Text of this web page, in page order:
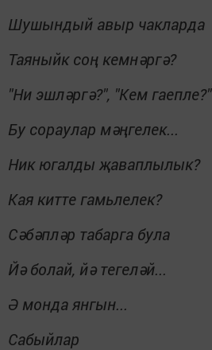
Шушындый авыр чакларда
Таяныйк соң кемнәргә?
"Ни эшләргә?", "Кем гаепле?"
Бу сораулар мәңгелек...
Ник югалды җаваплылык?
Кая китте гамьлелек?
Сәбәпләр табарга була
Йә болай, йә тегеләй...
Ә монда янгын...
Сабыйлар